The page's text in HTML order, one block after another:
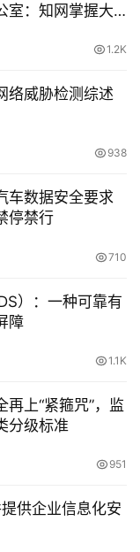
室：知网掌握大
1.2K
络威胁检测综述
938
车数据安全要求
停禁行
710
）：一种可靠有
障
1.1K
上“紧箍咒”，监
分级标准
951
供企业信息化安